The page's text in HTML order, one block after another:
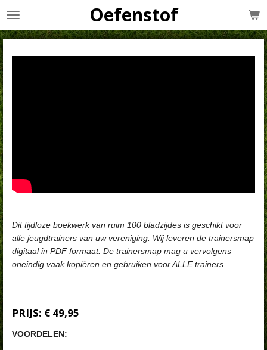
Ga
naar
Oefenstof
Dit tijdloze boekwerk van ruim 100 bladzijdes is geschikt voor
alle jeugdtrainers van uw vereniging. Wij leveren de trainersmap
digitaal in PDF formaat. De trainersmap mag u vervolgens
oneindig vaak kopiëren en gebruiken voor ALLE trainers.
PRIJS: € 49,95
VOORDELEN: